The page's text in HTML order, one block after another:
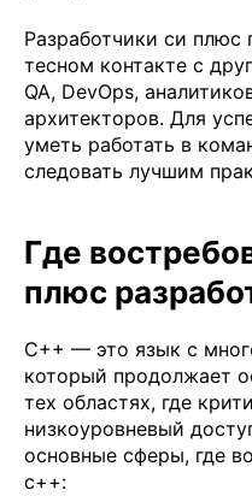
Разработчики си
тесном контакте с
QA, DevOps,
архитекторов. Для
уметь работать в
следовать лучшим
Где
плюс
C++ — это язык с
который продолжает
тех областях, где
низкоуровневый
основные сферы, где
с++: